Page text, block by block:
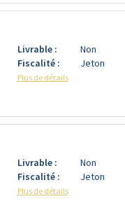
Livrable :
Non
Fiscalité :
Jeton
Plus de détails
Livrable :
Non
Fiscalité :
Jeton
Plus de détails